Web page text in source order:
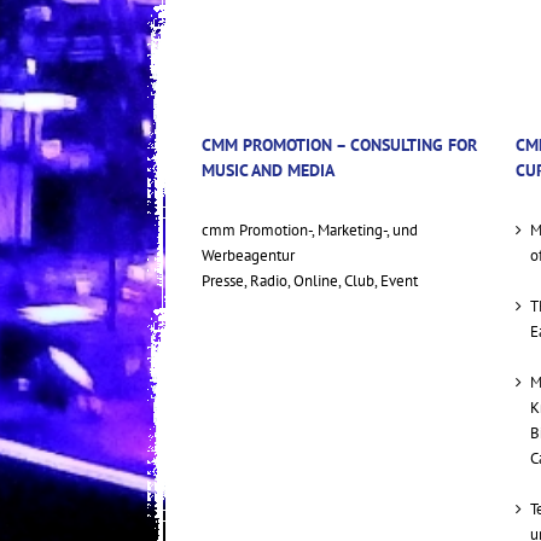
CMM PROMOTION – CONSULTING FOR
MUSIC AND MEDIA
cmm Promotion-, Marketing-, und
Werbeagentur
Presse, Radio, Online, Club, Event